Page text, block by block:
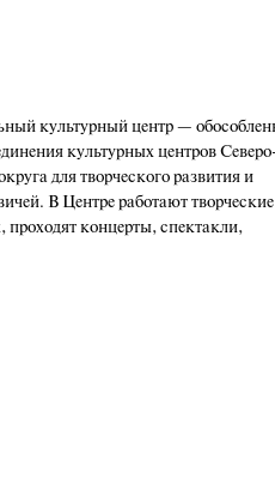
культурный центр —
культурных центров
для творческого развития и
В Центре работают творческие
проходят концерты, спектакли,